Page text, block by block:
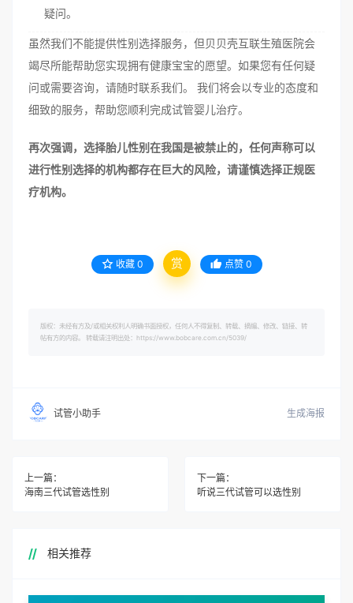
疑问。
虽然我们不能提供性别选择服务，但贝贝壳互联生殖医院会
竭尽所能帮助您实现拥有健康宝宝的愿望。如果您有任何疑
问或需要咨询，请随时联系我们。 我们将会以专业的态度和
细致的服务，帮助您顺利完成试管婴儿治疗。
再次强调，选择胎儿性别在我国是被禁止的，任何声称可以
进行性别选择的机构都存在巨大的风险，请谨慎选择正规医
疗机构。
收藏 0 赏 点赞 0
版权：未经有方及/或相关权利人明确书面授权，任何人不得复制、转载、摘编、修改、链接、转
帖有方的内容。 转载请注明出处：https://www.bobcare.com.cn/5039/
试管小助手 生成海报
上一篇：
海南三代试管选性别
下一篇：
听说三代试管可以选性别
相关推荐